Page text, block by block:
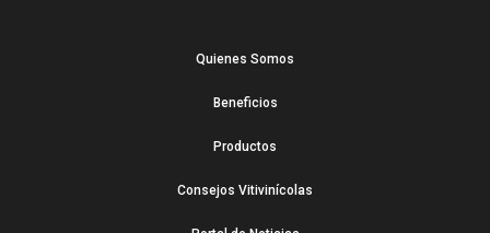
Quienes Somos
Beneficios
Productos
Consejos Vitivinícolas